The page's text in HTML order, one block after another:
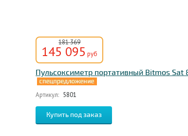
181 369
145 095 руб
Пульсоксиметр портативный Bitmos Sat
Артикул: 5801